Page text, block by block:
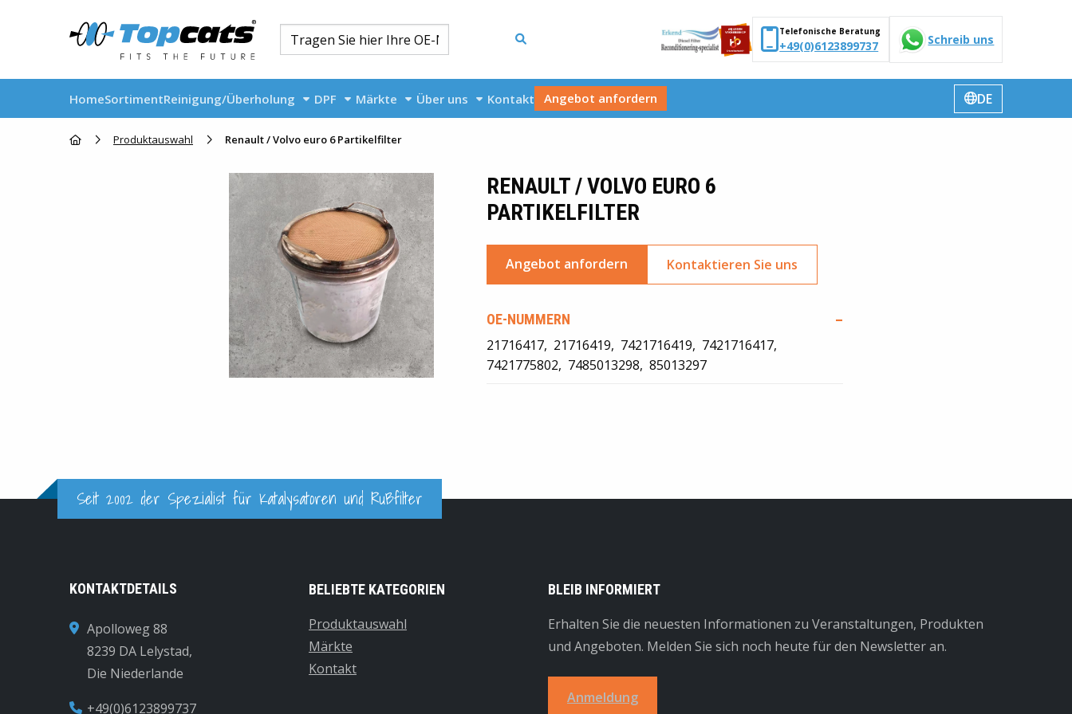
Telefonische Beratung
+49(0)6123899737 Schreib uns
HomeSortimentReinigung/Überholung DPF Märkte Über uns Kontakt Angebot anfordern
Sprache
DE
Go to homepage
Produktauswahl Renault / Volvo euro 6 Partikelfilter
RENAULT / VOLVO EURO 6
PARTIKELFILTER
Angebot anfordern Kontaktieren Sie uns
OE-NUMMERN
21716417 21716419 7421716419
7421716417
7421775802
7485013298 85013297
Seit 2002 der Spezialist für Katalysatoren und Rußfilter
KONTAKTDETAILS
Apolloweg 88
8239 DA Lelystad,
Die Niederlande
+49(0)6123899737
BELIEBTE KATEGORIEN
Produktauswahl
Märkte
Kontakt
BLEIB INFORMIERT
Erhalten Sie die neuesten Informationen zu Veranstaltungen, Produkten
und Angeboten. Melden Sie sich noch heute für den Newsletter an.
Anmeldung